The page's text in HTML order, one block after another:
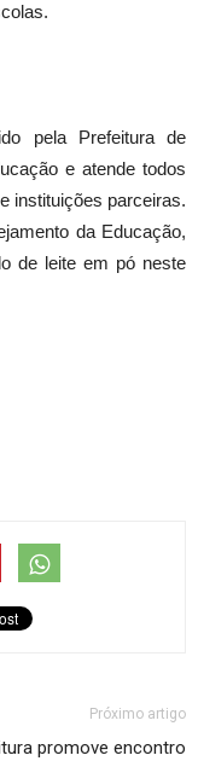
pela Prefeitura de
e atende todos
instituições parceiras.
da Educação,
de leite em pó neste
Próximo artigo
promove encontro